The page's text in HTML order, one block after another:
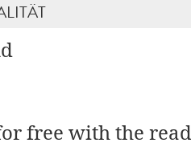
free with the